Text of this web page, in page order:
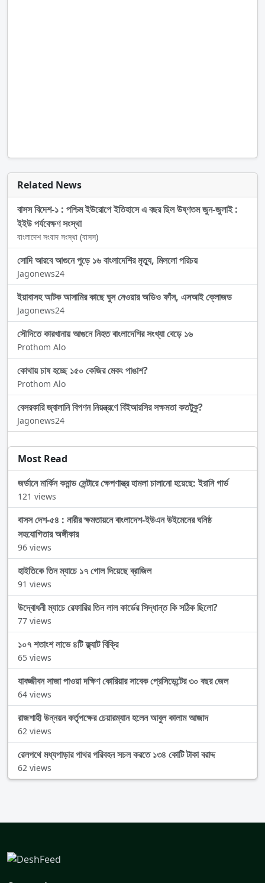
Related News
বাসস বিদেশ-১ : পশ্চিম ইউরোপে ইতিহাসে এ বছর ছিল উষ্ণতম জুন-জুলাই :
ইইউ পর্যবেক্ষণ সংস্থা
বাংলাদেশ সংবাদ সংস্থা (বাসস)
সোদি আরবে আগুনে পুড়ে ১৬ বাংলাদেশির মৃত্যু, মিললো পরিচয়
Jagonews24
ইয়াবাসহ আটক আসামির কাছে ঘুস নেওয়ার অডিও ফাঁস, এসআই ক্লোজড
Jagonews24
সৌদিতে কারখানায় আগুনে নিহত বাংলাদেশির সংখ্যা বেড়ে ১৬
Prothom Alo
কোথায় চাষ হচ্ছে ১৫০ কেজির মেকং পাঙাশ?
Prothom Alo
বেসরকারি জ্বালানি বিপণন নিয়ন্ত্রণে বিইআরসির সক্ষমতা কতটুকু?
Jagonews24
Most Read
জর্ডানে মার্কিন কমান্ড সেন্টারে ক্ষেপণাস্ত্র হামলা চালানো হয়েছে: ইরানি গার্ড
121 views
বাসস দেশ-৫৪ : নারীর ক্ষমতায়নে বাংলাদেশ-ইউএন উইমেনের ঘনিষ্ঠ
সহযোগিতার অঙ্গীকার
96 views
হাইতিকে তিন ম্যাচে ১৭ গোল দিয়েছে ব্রাজিল
91 views
উদ্বোধনী ম্যাচে রেফারির তিন লাল কার্ডের সিদ্ধান্ত কি সঠিক ছিলো?
77 views
১০৭ শতাংশ লাভে ৪টি ফ্ল্যাট বিক্রি
65 views
যাবজ্জীবন সাজা পাওয়া দক্ষিণ কোরিয়ার সাবেক প্রেসিডেন্টের ৩০ বছর জেল
64 views
রাজশাহী উন্নয়ন কর্তৃপক্ষের চেয়ারম্যান হলেন আবুল কালাম আজাদ
62 views
রেলপথে মধ্যপাড়ার পাথর পরিবহন সচল করতে ১৩৪ কোটি টাকা বরাদ্দ
62 views